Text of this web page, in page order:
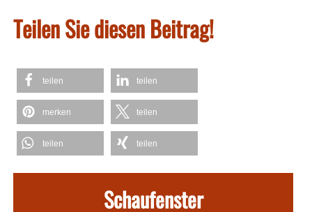
Teilen Sie diesen Beitrag!
teilen teilen
merken teilen
teilen teilen
Schaufenster